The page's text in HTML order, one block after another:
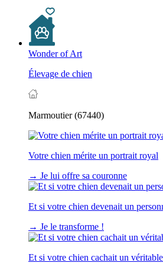
Wonder of Art
Élevage de chien
Marmoutier (67440)
Votre chien mérite un portrait royal
→ Je lui offre sa couronne
Et si votre chien devenait un
→ Je le transforme !
Et si votre chien cachait un